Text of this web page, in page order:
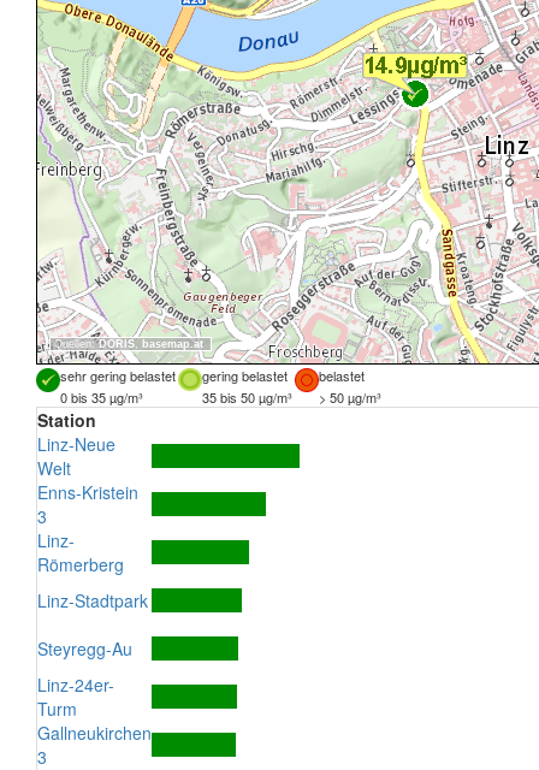
Quellen:DORIS, basemap.at
sehr gering belastet gering belastet
belastet
0 bis 35 µg/m³
35 bis 50 µg/m³ > 50 µg/m³
Station
Linz-Neue
Welt
Enns-Kristein
3
Linz-
Römerberg
Linz-Stadtpark
Steyregg-Au
Linz-24er-
Turm
Gallneukirchen
3